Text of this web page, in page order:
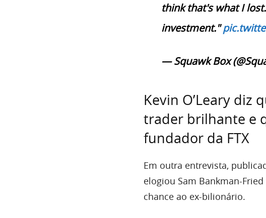
think that's what I
investment."
— Squawk Box
Kevin O’Leary diz
trader brilhante e
fundador da FTX
Em outra entrevista,
elogiou Sam Bankman-
chance ao ex-bilionário.